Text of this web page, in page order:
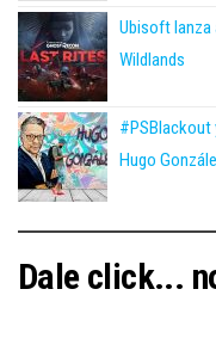
Ubisoft lanza
Wildlands
#PSBlackout
Hugo
Dale click...